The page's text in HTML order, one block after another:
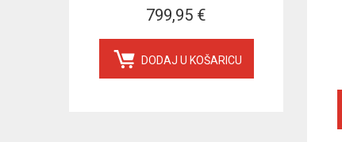
799,95 €
DODAJ U KOŠARICU